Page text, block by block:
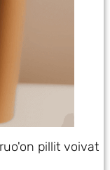
pillit voivat